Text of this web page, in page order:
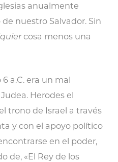
anualmente
nuestro Salvador. Sin
cosa menos una
a.C. era un mal
Herodes el
trono de Israel a través
y con el apoyo político
en el poder,
de, «El Rey de los